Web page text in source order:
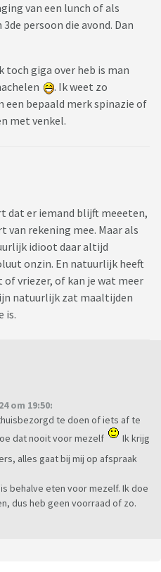
van een lunch of als
persoon die avond. Dan
toch giga over heb is man
. Ik weet zo
een bepaald merk spinazie of
met venkel.
dat er iemand blijft meeeten,
van rekening mee. Maar als
idioot daar altijd
onzin. En natuurlijk heeft
vriezer, of kan je wat meer
natuurlijk zat maaltijden
is.
om 19:50:
te doen of iets af te
dat nooit voor mezelf
Ik krijg
alles gaat bij mij op afspraak
behalve eten voor mezelf. Ik doe
dus heb geen voorraad of zo.